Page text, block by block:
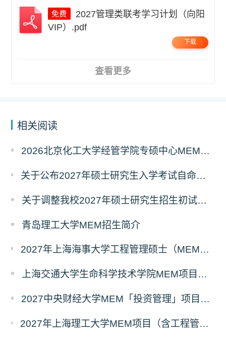
VIP）.pdf
下载
查看更多
相关阅读
2026北京化工大学经管学院专硕中心MEM拟录取分析解读
关于公布2027年硕士研究生入学考试自命题考试科目考试大纲的通知
关于调整我校2027年硕士研究生招生初试科目的公告
青岛理工大学MEM招生简介
2027年上海海事大学工程管理硕士（MEM）宁波产教融合研究生培养项目
上海交通大学生命科学技术学院MEM项目全新介绍
2027中央财经大学MEM「投资管理」项目招生专题正式上线
2027年上海理工大学MEM项目（含工程管理、工业工程与管理、物流工程与管理）奖助学金政策发布